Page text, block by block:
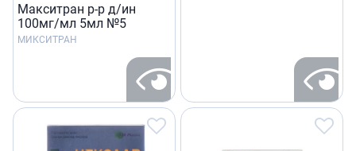
Макситран р-р д/ин
100мг/мл 5мл №5
МИКСИТРАН